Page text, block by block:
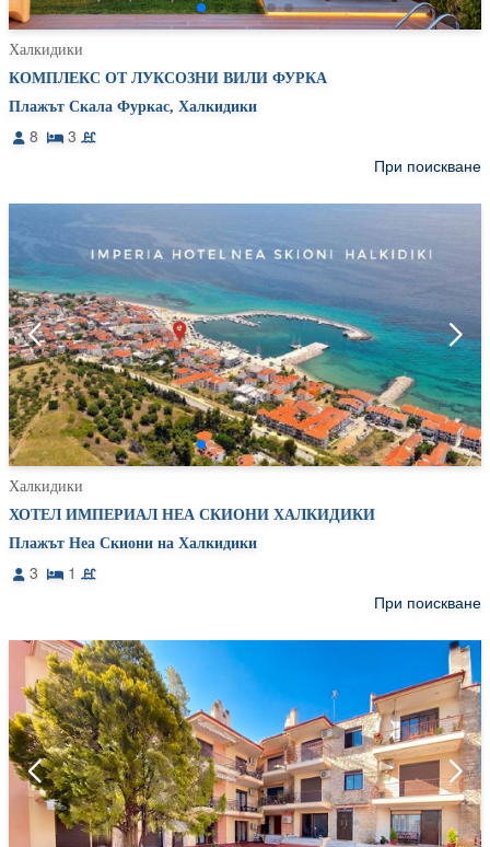
Халкидики
КОМПЛЕКС ОТ ЛУКСОЗНИ ВИЛИ ФУРКА
Плажът Скала Фуркас, Халкидики
8
3
При поискване
Халкидики
ХОТЕЛ ИМПЕРИАЛ НЕА СКИОНИ ХАЛКИДИКИ
Плажът Неа Скиони на Халкидики
3
1
При поискване